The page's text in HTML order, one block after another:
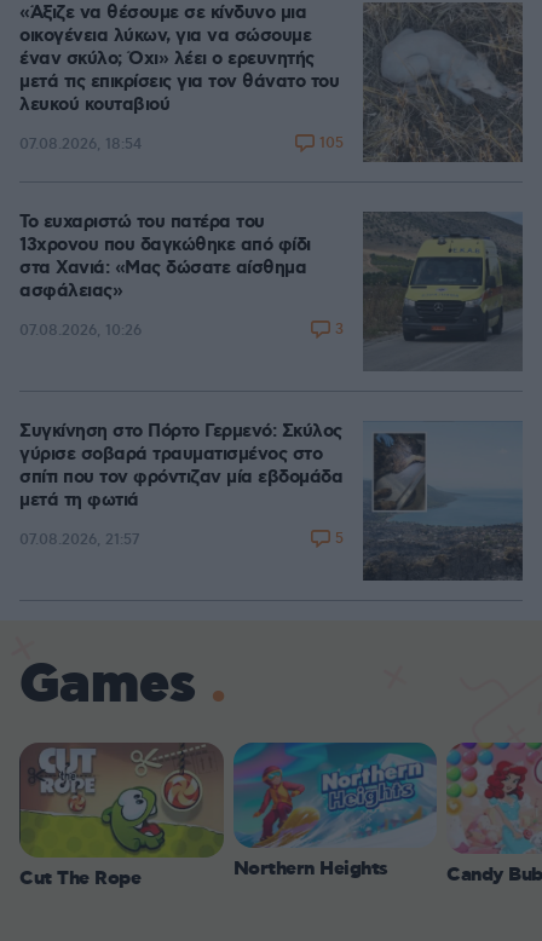
«Άξιζε να θέσουμε σε κίνδυνο μια
οικογένεια λύκων, για να σώσουμε
έναν σκύλο; Όχι» λέει ο ερευνητής
μετά τις επικρίσεις για τον θάνατο του
λευκού κουταβιού
07.08.2026, 18:54 105
Το ευχαριστώ του πατέρα του
13χρονου που δαγκώθηκε από φίδι
στα Χανιά: «Μας δώσατε αίσθημα
ασφάλειας»
07.08.2026, 10:26 3
Συγκίνηση στο Πόρτο Γερμενό: Σκύλος
γύρισε σοβαρά τραυματισμένος στο
σπίτι που τον φρόντιζαν μία εβδομάδα
μετά τη φωτιά
07.08.2026, 21:57 5
Games
Cut The Rope Northern Heights Candy